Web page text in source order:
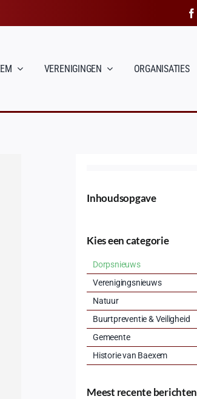
VERENIGINGEN ORGANISATIES
Inhoudsopgave
Kies een categorie
Dorpsnieuws
Verenigingsnieuws
Natuur
Buurtpreventie & Veiligheid
Gemeente
Historie van Baexem
Meest recente berichten